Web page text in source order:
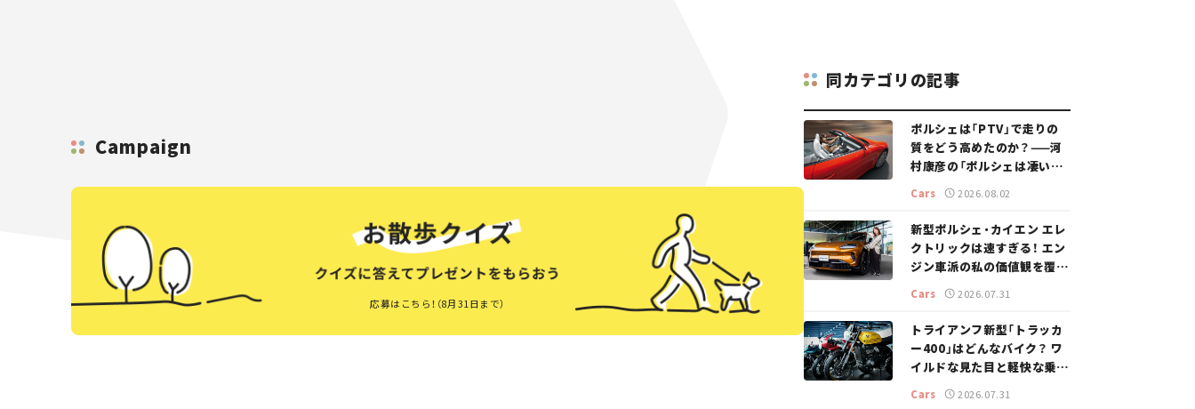
Campaign
応募はこちら！（8月31日まで）
同カテゴリの記事
ポルシェは「PTV」で走りの
質をどう高めたのか？——河
村康彦の「ポルシェは凄い！」
Cars 2026.08.02
新型ポルシェ・カイエン エレ
クトリックは速すぎる！ エン
ジン車派の私の価値観を覆し
た、新しいポルシェの走り。
Cars 2026.07.31
トライアンフ新型「トラッカ
ー400」はどんなバイク？ ワ
イルドな見た目と軽快な乗り
味を両立した400ccフラット
トラッカー【試乗レビュー】
Cars 2026.07.31